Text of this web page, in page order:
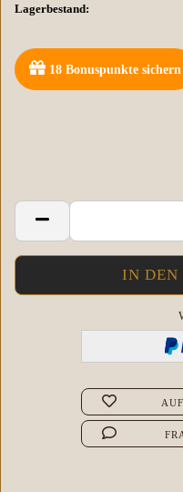
Lagerbestand:
18 Bonuspunkte sichern